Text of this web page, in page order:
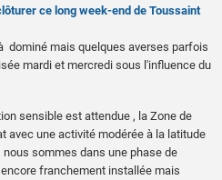
ce long week-end de Toussaint
dominé mais quelques averses parfois
mardi et mercredi sous l'influence du
sensible est attendue , la Zone de
avec une activité modérée à la latitude
nous sommes dans une phase de
franchement installée mais